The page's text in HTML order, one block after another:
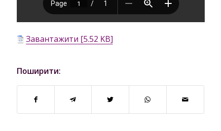
Завантажити [5.52 KB]
Поширити: